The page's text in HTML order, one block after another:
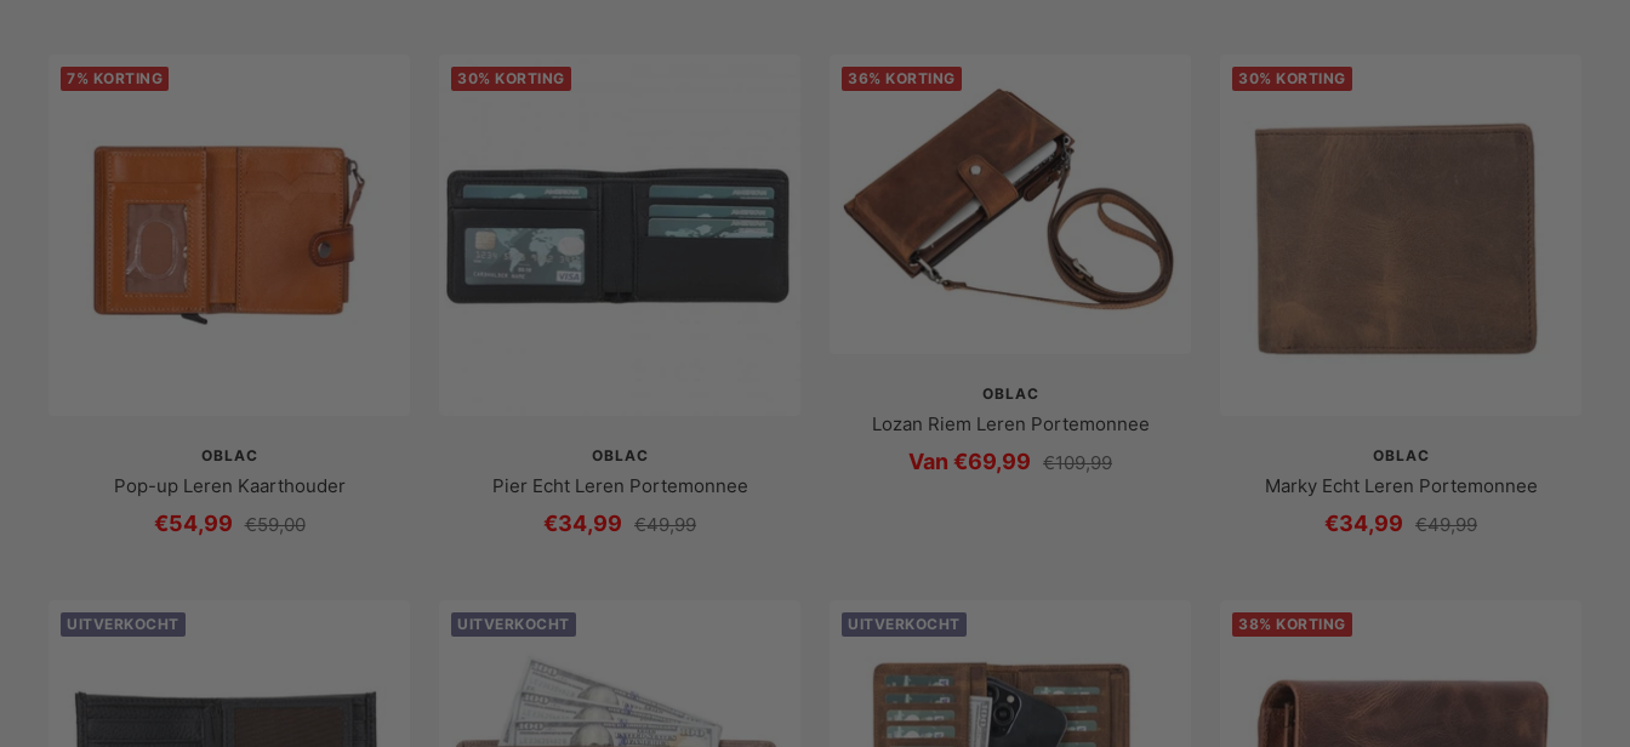
7% KORTING
OBLAC
Pop-up Leren Kaarthouder
Prijs
€54,99 Reguliere
€59,00
30% KORTING
OBLAC
Pier Echt Leren Portemonnee
Prijs
€34,99 Reguliere
€49,99
36% KORTING
OBLAC
Lozan Riem Leren Portemonnee
Prijs
Van €69,99 Reguliere
€109,99
30% KORTING
OBLAC
Marky Echt Leren Portemonnee
Prijs
€34,99 Reguliere
€49,99
UITVERKOCHT UITVERKOCHT UITVERKOCHT 38% KORTING